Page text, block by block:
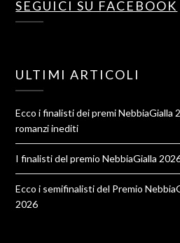
SEGUICI SU FACEBOOK
ULTIMI ARTICOLI
Ecco i finalisti dei premi NebbiaGialla
romanzi inediti
I finalisti del premio NebbiaGialla
Ecco i semifinalisti del Premio
2026